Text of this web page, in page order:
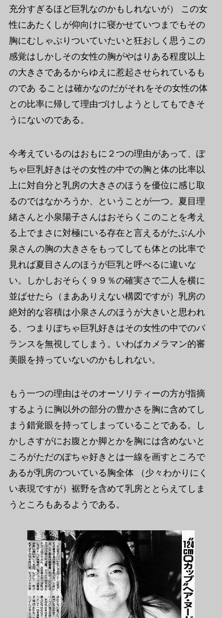
充分すぎるほど巨乳なのかもしれないが） この女
性にあたくしが仰向けに寝かせていつまでもその
胸にむしゃぶりついていたいと狂おしく思うこの
感覚はしかしその女性の胸がやはりある程度以上
の大きさであるからゆえに惹起させられているも
のであ ることは確かなのだがそれをその女性の体
との比率に帰して理由づけしようとしてもできそ
うにないのである。
今考えているのはおもに２つの理由があって、ぽ
ちゃ巨乳好きはその女性の中での胸と体の比率以
上に対自分と乳房の大きさのほうを優位に感じ取
るのではなかろうか、ということが一つ。夏目理
緒さんと小泉陽子さんはおそらくこのことを考え
る上でまさに対極にいる存在と言えるがたぶん小
泉さんの胸の大きさをもってしても体との比率で
見れば夏目さんのほうが巨乳と呼べるに違いな
い。しかしおそらく９９％の確実さで二人を横に
並ばせたら（まあありえない構図ですが）乳房の
絶対的な容積は小泉さんのほうが大きいと思われ
る、つまりぽちゃ巨乳好きはその女性の中でのバ
ランスを無視してしまう。いわばカメラマン的審
美眼を持っていないのかもしれない。
もう一つの理由はそのオーソリティーの方が指摘
するように胸以外の部分の豊かさを胸に含めてし
まう錯覚眼を持ってしまっていることである。し
かしさすがにお腹とか脚とかを胸には含めないと
ころがただのぽちゃ好きとは一線を画すところで
あるが乳房のついている胸全体 （少々わかりにく
い表現ですが）裾野を含めて乳房ととらえてしま
うところもあるようである。